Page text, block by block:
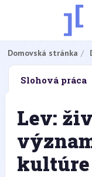
Domovská stránka
Slohová práca
Lev:
kultúre